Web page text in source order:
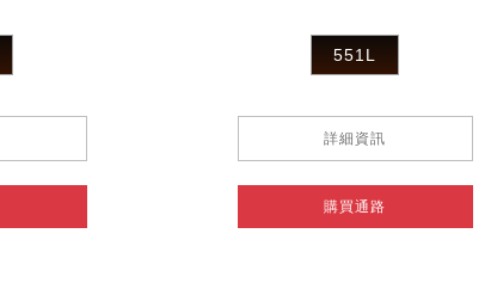
551L
詳細資訊
購買通路